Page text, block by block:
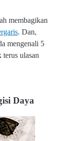
membagikan
. Dan,
mengenali 5
ulasan
Daya